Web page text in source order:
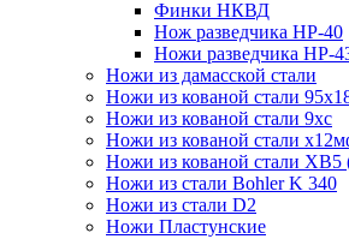
Финки НКВД
Нож разведчика НР-40
Ножи разведчика НР-
Ножи из дамасской стали
Ножи из кованой стали
Ножи из кованой стали 9хс
Ножи из кованой стали
Ножи из кованой стали ХВ5
Ножи из стали Bohler K 340
Ножи из стали D2
Ножи Пластунские